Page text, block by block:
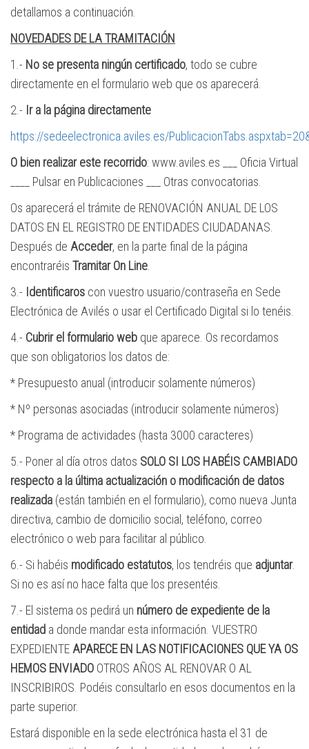
detallamos a continuación.
NOVEDADES DE LA TRAMITACIÓN
1.- No se presenta ningún certificado, todo se cubre
directamente en el formulario web que os aparecerá.
2.- Ir a la página directamente
https://sedeelectronica.aviles.es/
O bien realizar este recorrido: www.aviles.es ___ Oficia Virtual
____ Pulsar en Publicaciones ___ Otras convocatorias.
Os aparecerá el trámite de RENOVACIÓN ANUAL DE LOS
DATOS EN EL REGISTRO DE ENTIDADES CIUDADANAS.
Después de Acceder, en la parte final de la página
encontraréis Tramitar On Line.
3.- Identificaros con vuestro usuario/contraseña en Sede
Electrónica de Avilés o usar el Certificado Digital si lo tenéis.
4.- Cubrir el formularioweb que aparece. Os recordamos
que son obligatorios los datos de:
* Presupuesto anual (introducir solamente números)
* Nº personas asociadas (introducir solamente números)
* Programa de actividades (hasta 3000 caracteres)
5.- Poner al día otros datos SOLO SI LOS HABÉIS CAMBIADO
respecto a la última actualización o modificación de datos
realizada (están también en el formulario), como nueva Junta
directiva, cambio de domicilio social, teléfono, correo
electrónico o web para facilitar al público.
6.- Si habéis modificado estatutos, los tendréis que adjuntar.
Si no es así no hace falta que los presentéis.
7.- El sistema os pedirá un número de expediente de la
entidad a donde mandar esta información. VUESTRO
EXPEDIENTEAPARECE EN LAS NOTIFICACIONES QUE YA OS
HEMOS ENVIADO OTROS AÑOS AL RENOVAR O AL
INSCRIBIROS. Podéis consultarlo en esos documentos en la
parte superior.
Estará disponible en la sede electrónica hasta el 31 de